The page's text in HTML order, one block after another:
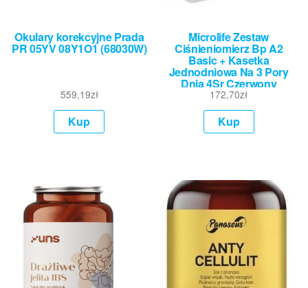
Okulary korekcyjne Prada
PR 05YV 08Y1O1 (68030W)
559,19zł
Kup
Microlife Zestaw
Ciśnieniomierz Bp A2
Basic + Kasetka
Jednodniowa Na 3 Pory
Dnia 4Sr Czerwony
172,70zł
Kup